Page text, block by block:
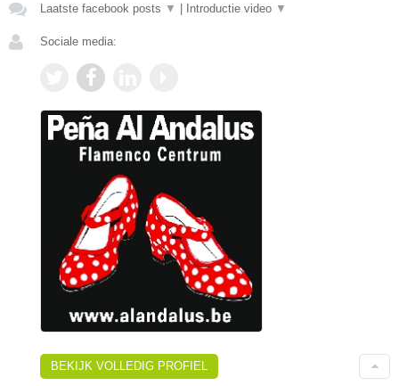
Laatste facebook posts ▼ | Introductie video ▼
Sociale media:
BEKIJK VOLLEDIG PROFIEL